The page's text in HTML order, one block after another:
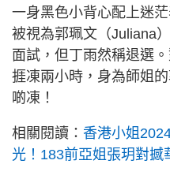
一身黑色小背心配上迷
被視為郭珮文（Juliana
面試，但丁雨然稱退選
捱凍兩小時，身為師姐
啲凍！
相關閱讀： 香港小姐
光！183前亞姐張玥對